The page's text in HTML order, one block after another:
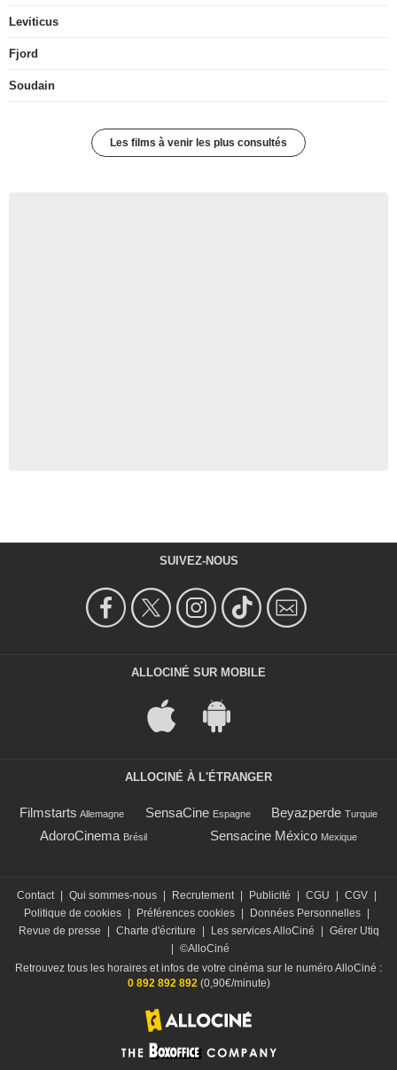
Leviticus
Fjord
Soudain
Les films à venir les plus consultés
SUIVEZ-NOUS
ALLOCINÉ SUR MOBILE
ALLOCINÉ À L'ÉTRANGER
Filmstarts Allemagne SensaCine Espagne Beyazperde Turquie
AdoroCinema Brésil Sensacine México Mexique
Contact | Qui sommes-nous | Recrutement | Publicité | CGU | CGV |
Politique de cookies | Préférences cookies | Données Personnelles |
Revue de presse
| Charte d'écriture | Les services AlloCiné | Gérer Utiq
| ©AlloCiné
Retrouvez tous les horaires et infos de votre cinéma sur le numéro AlloCiné :
0 892 892 892 (0,90€/minute)